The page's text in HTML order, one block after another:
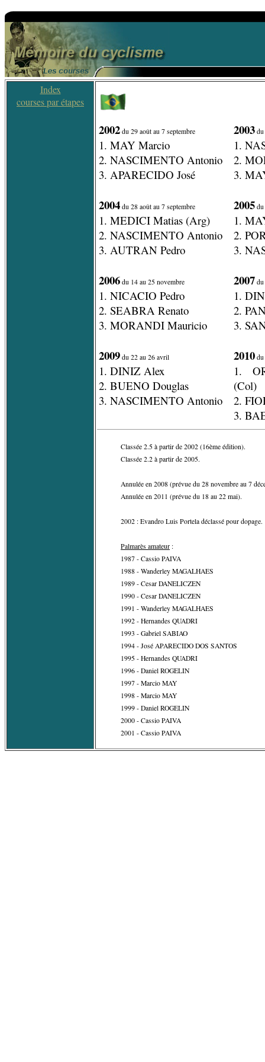
Index
courses par étapes
2002 du 29 août au 7 septembre
1. MAY Marcio
2. NASCIMENTO Antonio
3. APARECIDO José
2004 du 28 août au 7 septembre
1. MEDICI Matias (Arg)
2. NASCIMENTO Antonio
3. AUTRAN Pedro
2006 du 14 au 25 novembre
1. NICACIO Pedro
2. SEABRA Renato
3. MORANDI Mauricio
2009 du 22 au 26 avril
1. DINIZ Alex
2. BUENO Douglas
3. NASCIMENTO Antonio
2003 du
1.
2.
3.
2005 du
1.
2.
3.
2007
1.
2.
3.
2010
1.
(Col)
2.
3.
Classée 2.5 à partir de 2002 (16ème édition).
Classée 2.2 à partir de 2005.
Annulée en 2008 (prévue du 28 novembre au 7
Annulée en 2011 (prévue du 18 au 22 mai).
2002 : Evandro Luis Portela déclassé pour dopage.
Palmarès amateur :
1987 - Cassio PAIVA
1988 - Wanderley MAGALHAES
1989 - Cesar DANELICZEN
1990 - Cesar DANELICZEN
1991 - Wanderley MAGALHAES
1992 - Hernandes QUADRI
1993 - Gabriel SABIAO
1994 - José APARECIDO DOS SANTOS
1995 - Hernandes QUADRI
1996 - Daniel ROGELIN
1997 - Marcio MAY
1998 - Marcio MAY
1999 - Daniel ROGELIN
2000 - Cassio PAIVA
2001 - Cassio PAIVA